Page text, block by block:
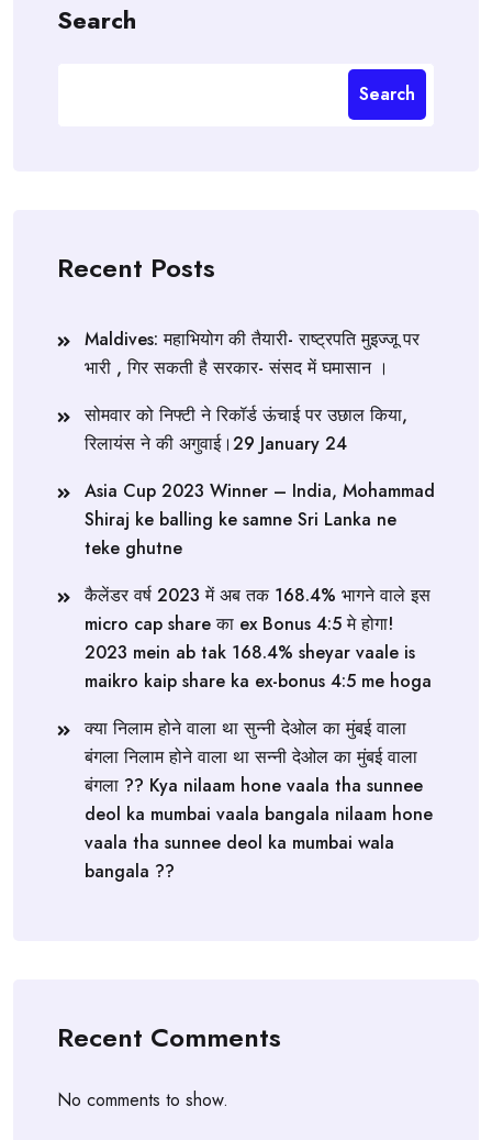
Search
Search
Recent Posts
Maldives: महाभियोग की तैयारी- राष्ट्रपति मुइज्जू पर
भारी , गिर सकती है सरकार- संसद में घमासान ।
सोमवार को निफ्टी ने रिकॉर्ड ऊंचाई पर उछाल किया,
रिलायंस ने की अगुवाई।29 January 24
Asia Cup 2023 Winner – India, Mohammad
Shiraj ke balling ke samne Sri Lanka ne
teke ghutne
कैलेंडर वर्ष 2023 में अब तक 168.4% भागने वाले इस
micro cap share का ex Bonus 4:5 मे होगा!
2023 mein ab tak 168.4% sheyar vaale is
maikro kaip share ka ex-bonus 4:5 me hoga
क्या निलाम होने वाला था सुन्नी देओल का मुंबई वाला
बंगला निलाम होने वाला था सन्नी देओल का मुंबई वाला
बंगला ?? Kya nilaam hone vaala tha sunnee
deol ka mumbai vaala bangala nilaam hone
vaala tha sunnee deol ka mumbai wala
bangala ??
Recent Comments
No comments to show.